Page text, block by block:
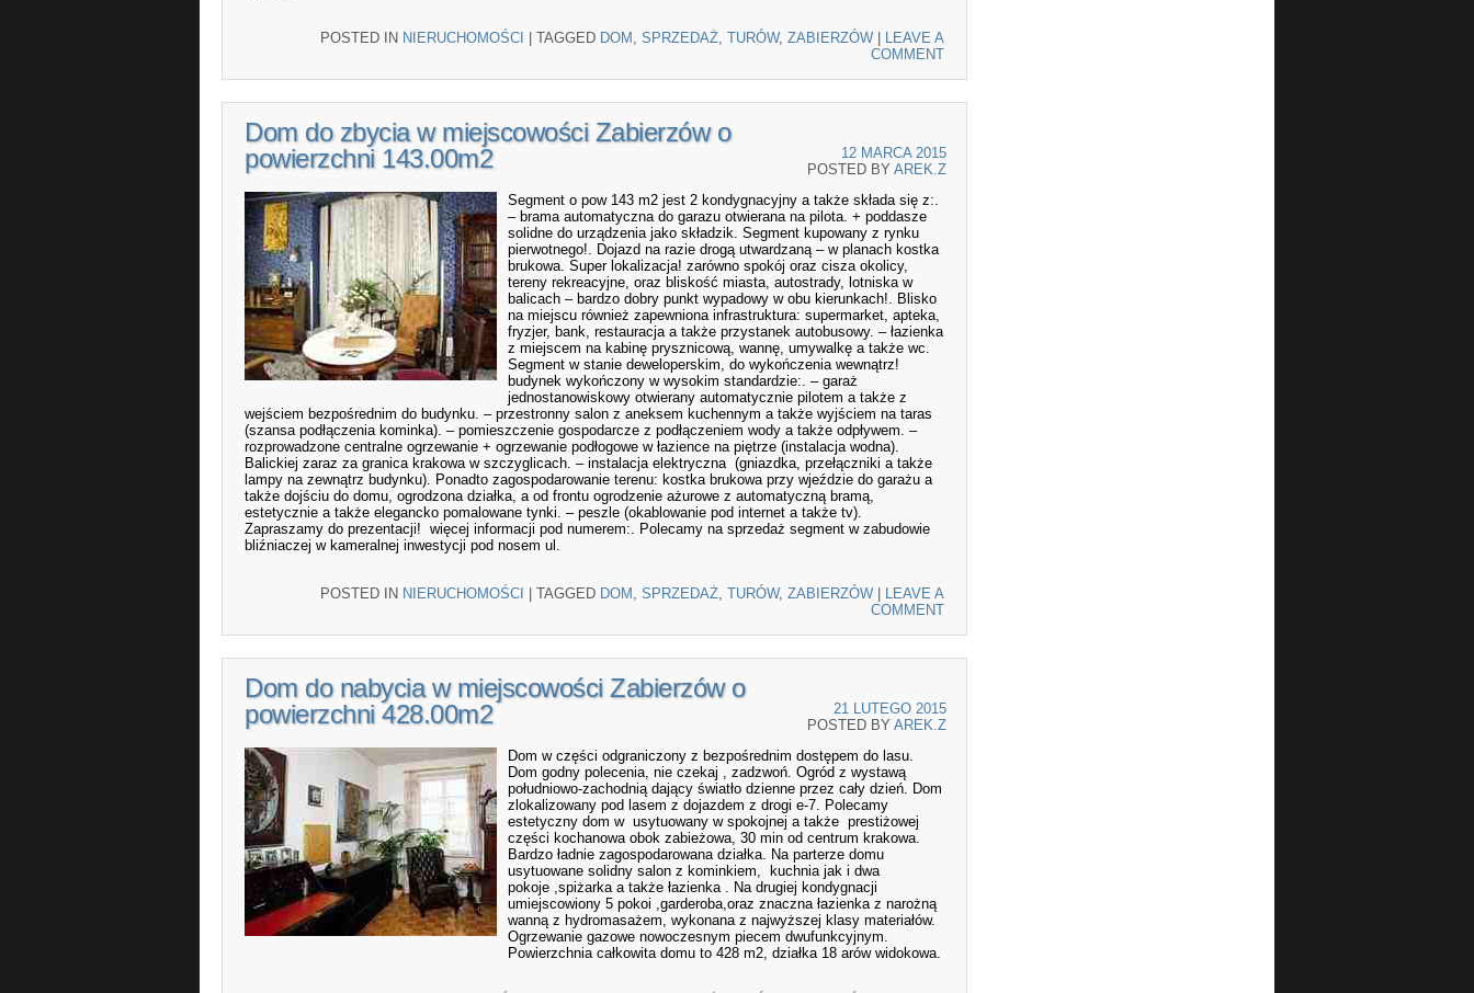
POSTED IN NIERUCHOMOŚCI | TAGGED DOM SPRZEDAŻ TURÓW, ZABIERZÓW | LEAVE A
COMMENT
Dom do zbycia w miejscowości Zabierzów o
powierzchni 143.00m2
12 MARCA 2015
POSTED BY AREK.Z
Segment o pow 143 m2 jest 2 kondygnacyjny a także składa się z:.
– brama automatyczna do garazu otwierana na pilota. + poddasze
solidne do urządzenia jako składzik. Segment kupowany z rynku
pierwotnego!. Dojazd na razie drogą utwardzaną – w planach kostka
brukowa. Super lokalizacja! zarówno spokój oraz cisza okolicy,
tereny rekreacyjne, oraz bliskość miasta, autostrady, lotniska w
balicach – bardzo dobry punkt wypadowy w obu kierunkach!. Blisko
na miejscu również zapewniona infrastruktura: supermarket, apteka,
fryzjer, bank, restauracja a także przystanek autobusowy. – łazienka
z miejscem na kabinę prysznicową, wannę, umywalkę a także wc.
Segment w stanie deweloperskim, do wykończenia wewnątrz!
budynek wykończony w wysokim standardzie:. – garaż
jednostanowiskowy otwierany automatycznie pilotem a także z
wejściem bezpośrednim do budynku. – przestronny salon z aneksem kuchennym a także wyjściem na taras
(szansa podłączenia kominka). – pomieszczenie gospodarcze z podłączeniem wody a także odpływem. –
rozprowadzone centralne ogrzewanie + ogrzewanie podłogowe w łazience na piętrze (instalacja wodna).
Balickiej zaraz za granica krakowa w szczyglicach. – instalacja elektryczna (gniazdka, przełączniki a także
lampy na zewnątrz budynku). Ponadto zagospodarowanie terenu: kostka brukowa przy wjeździe do garażu a
także dojściu do domu, ogrodzona działka, a od frontu ogrodzenie ażurowe z automatyczną bramą,
estetycznie a także elegancko pomalowane tynki. – peszle (okablowanie pod internet a także tv).
Zapraszamy do prezentacji! więcej informacji pod numerem:. Polecamy na sprzedaż segment w zabudowie
bliźniaczej w kameralnej inwestycji pod nosem ul.
POSTED IN NIERUCHOMOŚCI | TAGGED DOM SPRZEDAŻ TURÓW, ZABIERZÓW | LEAVE A
COMMENT
Dom do nabycia w miejscowości Zabierzów o
powierzchni 428.00m2
21 LUTEGO 2015
POSTED BY AREK.Z
Dom w części odgraniczony z bezpośrednim dostępem do lasu.
Dom godny polecenia, nie czekaj , zadzwoń. Ogród z wystawą
południowo-zachodnią dający światło dzienne przez cały dzień. Dom
zlokalizowany pod lasem z dojazdem z drogi e-7. Polecamy
estetyczny dom w usytuowany w spokojnej a także prestiżowej
części kochanowa obok zabieżowa, 30 min od centrum krakowa.
Bardzo ładnie zagospodarowana działka. Na parterze domu
usytuowane solidny salon z kominkiem, kuchnia jak i dwa
pokoje ,spiżarka a także łazienka . Na drugiej kondygnacji
umiejscowiony 5 pokoi ,garderoba,oraz znaczna łazienka z narożną
wanną z hydromasażem, wykonana z najwyższej klasy materiałów.
Ogrzewanie gazowe nowoczesnym piecem dwufunkcyjnym.
Powierzchnia całkowita domu to 428 m2, działka 18 arów widokowa.